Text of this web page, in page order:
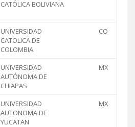
CATÓLICA BOLIVIANA
UNIVERSIDAD
CATOLICA DE
COLOMBIA
CO
UNIVERSIDAD
AUTÓNOMA DE
CHIAPAS
MX
UNIVERSIDAD
AUTONOMA DE
YUCATAN
MX